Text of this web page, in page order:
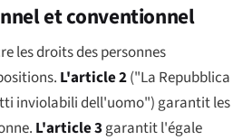
et conventionnel
les droits des personnes
L'article 2("La Repubblica
inviolabili dell'uomo") garantit les
L'article 3 garantit l'égale